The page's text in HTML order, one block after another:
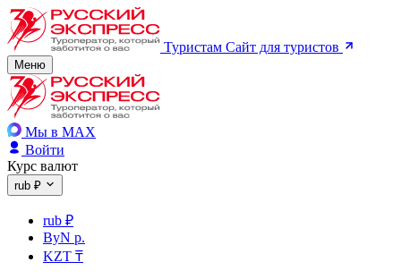
Туристам Сайт для туристов
Меню
Мы в MAX
Войти
Курс валют
rub ₽
rub ₽
ByN р.
KZT ₸